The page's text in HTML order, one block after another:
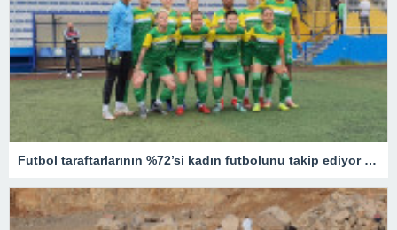
Futbol taraftarlarının %72’si kadın futbolunu takip ediyor – Son Dakika Spor Haberleri